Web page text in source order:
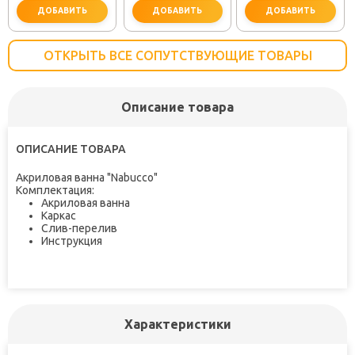
не забудьте купить
ДОБАВИТЬ
не забудьте купить
ДОБАВИТЬ ДОБАВИТЬ
ОТКРЫТЬ ВСЕ СОПУТСТВУЮЩИЕ ТОВАРЫ
Описание товара
ОПИСАНИЕ ТОВАРА
Акриловая ванна "Nabucco"
Комплектация:
Акриловая ванна
Каркас
Слив-перелив
Инструкция
Характеристики